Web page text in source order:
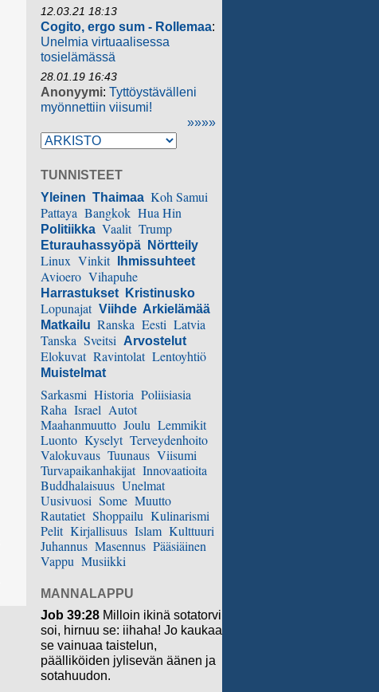
12.03.21 18:13
Cogito, ergo sum - Rollemaa:
Unelmia virtuaalisessa
tosielämässä
28.01.19 16:43
Anonyymi: Tyttöystävälleni
myönnettiin viisumi!
»»»»
TUNNISTEET
Yleinen Thaimaa Koh Samui
Pattaya Bangkok Hua Hin
Politiikka Vaalit Trump
Eturauhassyöpä Nörtteily
Linux Vinkit Ihmissuhteet
Avioero Vihapuhe
Harrastukset Kristinusko
Lopunajat Viihde Arkielämää
Matkailu Ranska Eesti Latvia
Tanska Sveitsi Arvostelut
Elokuvat Ravintolat Lentoyhtiö
Muistelmat
Sarkasmi Historia Poliisiasia
Raha Israel Autot
Maahanmuutto Joulu Lemmikit
Luonto Kyselyt Terveydenhoito
Valokuvaus Tuunaus Viisumi
Turvapaikanhakijat Innovaatioita
Buddhalaisuus Unelmat
Uusivuosi Some Muutto
Rautatiet Shoppailu Kulinarismi
Pelit Kirjallisuus Islam Kulttuuri
Juhannus Masennus Pääsiäinen
Vappu Musiikki
MANNALAPPU
Job 39:28 Milloin ikinä sotatorvi
soi, hirnuu se: iihaha! Jo kaukaa
se vainuaa taistelun,
päälliköiden jylisevän äänen ja
sotahuudon.